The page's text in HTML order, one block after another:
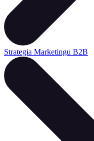
Strategia Marketingu B2B